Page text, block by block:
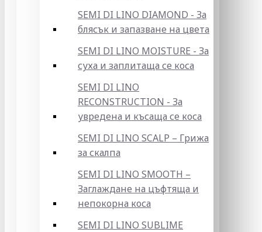
SEMI DI LINO DIAMOND - За
блясък и запазване на цвета
SEMI DI LINO MOISTURE - За
суха и заплитаща се коса
SEMI DI LINO
RECONSTRUCTION - За
увредена и късаща се коса
SEMI DI LINO SCALP – Грижа
за скалпа
SEMI DI LINO SMOOTH –
Заглаждане на цъфтяща и
непокорна коса
SEMI DI LINO SUBLIME